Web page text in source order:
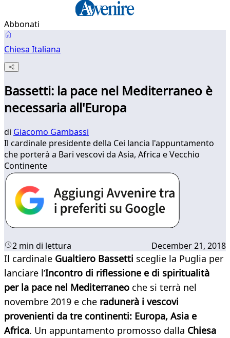
Abbonati
Chiesa Italiana
Bassetti: la pace nel Mediterraneo è
necessaria all'Europa
di Giacomo Gambassi
Il cardinale presidente della Cei lancia l'appuntamento
che porterà a Bari vescovi da Asia, Africa e Vecchio
Continente
2 min di lettura December 21, 2018
Il cardinale Gualtiero Bassetti sceglie la Puglia per
lanciare l’Incontro di riflessione e di spiritualità
per la pace nel Mediterraneo che si terrà nel
novembre 2019 e che radunerà i vescovi
provenienti da tre continenti: Europa, Asia e
Africa. Un appuntamento promosso dalla Chiesa